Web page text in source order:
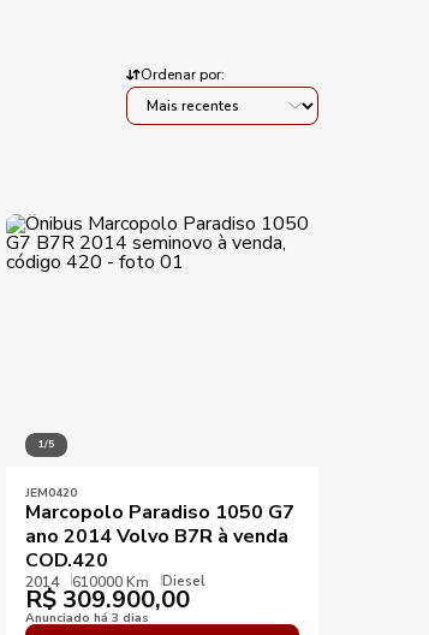
Ordenar por:
1/5
JEM0420
Marcopolo Paradiso 1050 G7
ano 2014 Volvo B7R à venda
COD.420
2014 610000 Km Diesel
R$ 309.900,00
Anunciado há 3 dias